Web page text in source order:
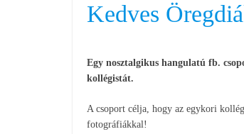
Kedves
Egy nosztalgikus hangulatú fb.
kollégistát.
A csoport célja, hogy az egykori
fotográfiákkal!